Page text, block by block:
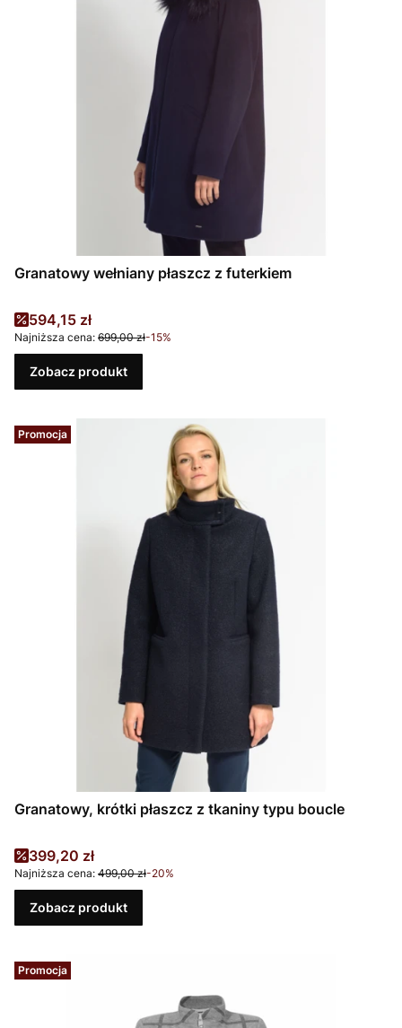
Granatowy wełniany płaszcz z futerkiem
Cena promocyjna
594,15 zł
Najniższa cena: 699,00 zł-15%
Zobacz produkt
Promocja
Granatowy, krótki płaszcz z tkaniny typu boucle
Cena promocyjna
399,20 zł
Najniższa cena: 499,00 zł-20%
Zobacz produkt
Promocja